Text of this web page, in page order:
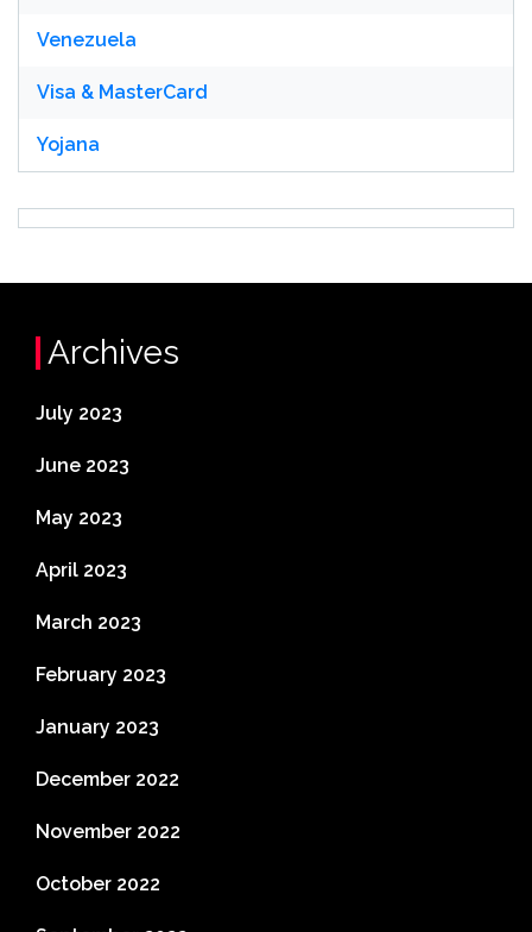
Venezuela
Visa & MasterCard
Yojana
Archives
July 2023
June 2023
May 2023
April 2023
March 2023
February 2023
January 2023
December 2022
November 2022
October 2022